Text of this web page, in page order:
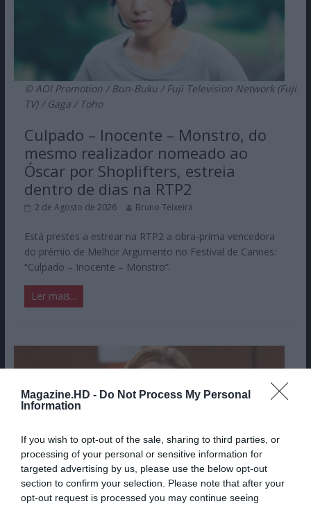
Magazine.HD - Do Not Process My Personal
Information
If you wish to opt-out of the sale, sharing to third parties, or
processing of your personal or sensitive information for
targeted advertising by us, please use the below opt-out
section to confirm your selection. Please note that after your
opt-out request is processed you may continue seeing
© AOI Promotion / Bun-Buku / Fuji Television Network (Fuji
TV) / Gaga / Toho
Culpado – Inocente – Monstro, do
mesmo realizador nomeado ao
Óscar por Shoplifters, estreia
dentro de dias na RTP2
2 de Agosto de 2026 Bruno Teixeira
Está prestes a estrear na RTP2 a obra-prima vencedora
do prémio de Melhor Argumento no Festival de Cannes:
“Culpado – Inocente – Monstro”.
Ler mais...
© 2022 American Broadcasting Companies, Inc